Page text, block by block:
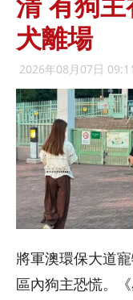
清 有狗
犬離場
2026年08月07日 09:11
將軍澳環保大道
區內狗主恐慌。